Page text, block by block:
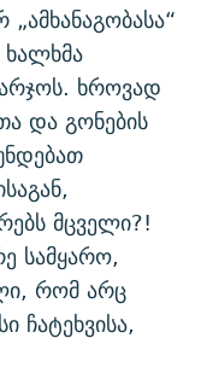
ხროვად
და გონების
მცველი?!
სამყარო,
რომ არც
ჩატეხვისა,